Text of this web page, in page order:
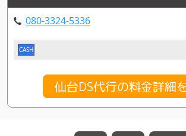
080-3324-5336
CASH
仙台DS代行の料金詳細